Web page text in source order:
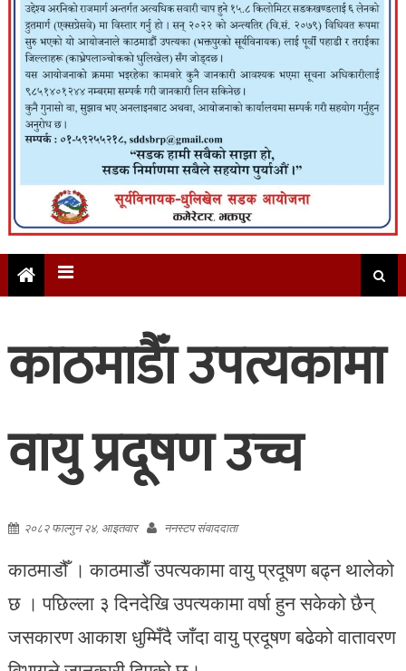
काठमाडाैँ उपत्यकामा
वायु प्रदूषण उच्च
२०८२ फाल्गुन २४, आइतवार ननस्टप संवाददाता
काठमाडौँ । काठमाडाैँ उपत्यकामा वायु प्रदूषण बढ्न थालेको
छ । पछिल्ला ३ दिनदेखि उपत्यकामा वर्षा हुन सकेको छैन्
जसकारण आकाश धुम्मिँदै जाँदा वायु प्रदूषण बढेको वातावरण